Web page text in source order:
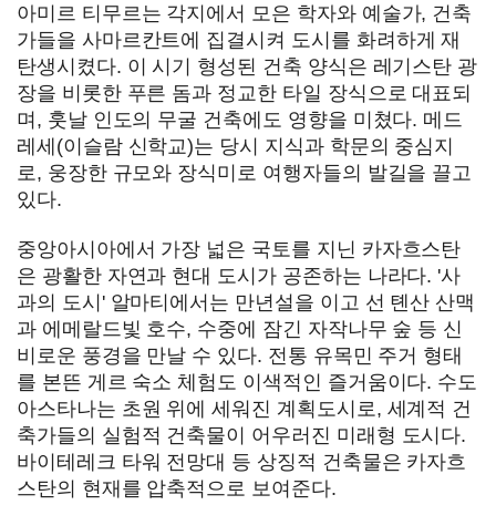
아미르 티무르는 각지에서 모은 학자와 예술가, 건축
가들을 사마르칸트에 집결시켜 도시를 화려하게 재
탄생시켰다. 이 시기 형성된 건축 양식은 레기스탄 광
장을 비롯한 푸른 돔과 정교한 타일 장식으로 대표되
며, 훗날 인도의 무굴 건축에도 영향을 미쳤다. 메드
레세(이슬람 신학교)는 당시 지식과 학문의 중심지
로, 웅장한 규모와 장식미로 여행자들의 발길을 끌고
있다.
중앙아시아에서 가장 넓은 국토를 지닌 카자흐스탄
은 광활한 자연과 현대 도시가 공존하는 나라다. '사
과의 도시' 알마티에서는 만년설을 이고 선 톈산 산맥
과 에메랄드빛 호수, 수중에 잠긴 자작나무 숲 등 신
비로운 풍경을 만날 수 있다. 전통 유목민 주거 형태
를 본뜬 게르 숙소 체험도 이색적인 즐거움이다. 수도
아스타나는 초원 위에 세워진 계획도시로, 세계적 건
축가들의 실험적 건축물이 어우러진 미래형 도시다.
바이테레크 타워 전망대 등 상징적 건축물은 카자흐
스탄의 현재를 압축적으로 보여준다.